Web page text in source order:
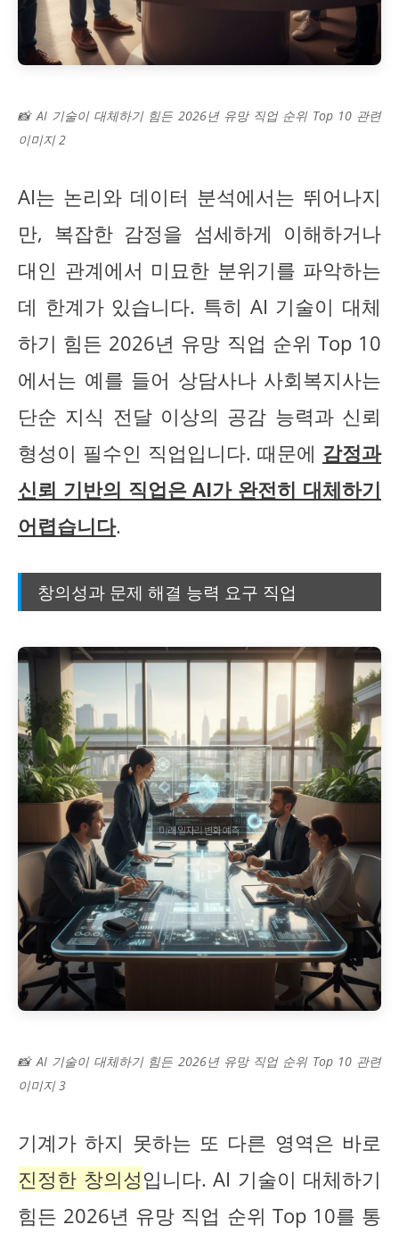
📸 AI 기술이 대체하기 힘든 2026년 유망 직업 순위 Top 10 관련
이미지 2
AI는 논리와 데이터 분석에서는 뛰어나지
만, 복잡한 감정을 섬세하게 이해하거나
대인 관계에서 미묘한 분위기를 파악하는
데 한계가 있습니다. 특히 AI 기술이 대체
하기 힘든 2026년 유망 직업 순위 Top 10
에서는 예를 들어 상담사나 사회복지사는
단순 지식 전달 이상의 공감 능력과 신뢰
형성이 필수인 직업입니다. 때문에 감정과
신뢰 기반의 직업은 AI가 완전히 대체하기
어렵습니다.
창의성과 문제 해결 능력 요구 직업
📸 AI 기술이 대체하기 힘든 2026년 유망 직업 순위 Top 10 관련
이미지 3
기계가 하지 못하는 또 다른 영역은 바로
진정한 창의성입니다. AI 기술이 대체하기
힘든 2026년 유망 직업 순위 Top 10를 통